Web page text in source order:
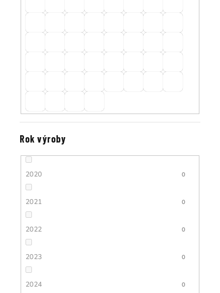
Rok výroby
2020 0
2021 0
2022 0
2023 0
2024 0